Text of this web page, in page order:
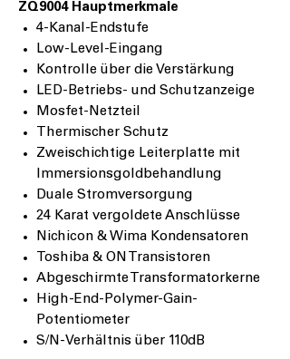
ZQ9004 Hauptmerkmale
4-Kanal-Endstufe
Low-Level-Eingang
Kontrolle über die Verstärkung
LED-Betriebs- und Schutzanzeige
Mosfet-Netzteil
Thermischer Schutz
Zweischichtige Leiterplatte mit
Immersionsgoldbehandlung
Duale Stromversorgung
24 Karat vergoldete Anschlüsse
Nichicon & Wima Kondensatoren
Toshiba & ON Transistoren
Abgeschirmte Transformatorkerne
High-End-Polymer-Gain-
Potentiometer
S/N-Verhältnis über 110dB